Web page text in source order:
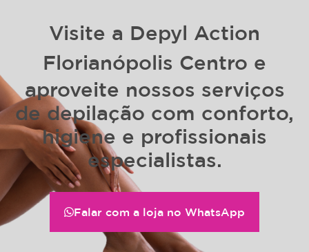
Visite a Depyl Action
Florianópolis Centro e
aproveite nossos serviços
de depilação com conforto,
higiene e profissionais
especialistas.
Falar com a loja no WhatsApp